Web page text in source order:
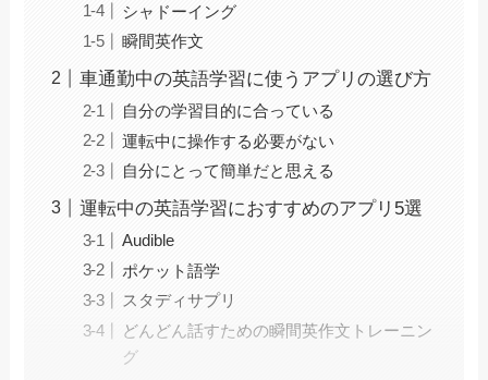
シャドーイング
瞬間英作文
車通勤中の英語学習に使うアプリの選び方
自分の学習目的に合っている
運転中に操作する必要がない
自分にとって簡単だと思える
運転中の英語学習におすすめのアプリ5選
Audible
ポケット語学
スタディサプリ
どんどん話すための瞬間英作文トレーニン
グ